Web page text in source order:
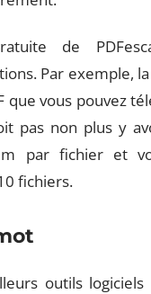
de
Par exemple,
que vous pouvez
pas non plus y
par fichier et
fichiers.
outils